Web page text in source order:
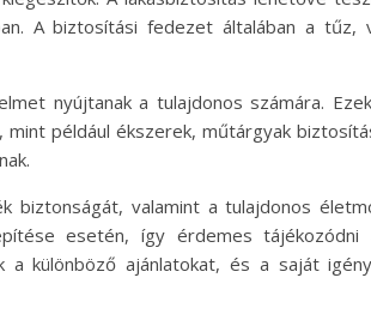
A biztosítási fedezet általában a
nyújtanak a tulajdonos számára.
például ékszerek, műtárgyak
biztonságát, valamint a tulajdonos
esetén, így érdemes
különböző ajánlatokat, és a saját